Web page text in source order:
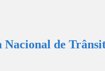
Nacional de